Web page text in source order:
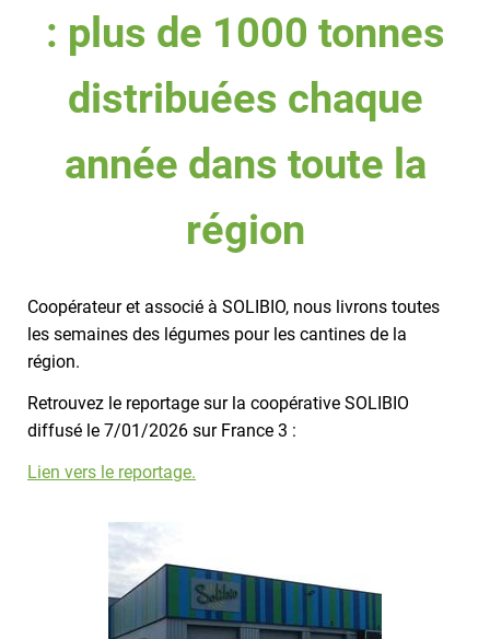
: plus de 1000 tonnes
distribuées chaque
année dans toute la
région
Coopérateur et associé à SOLIBIO, nous livrons toutes
les semaines des légumes pour les cantines de la
région.
Retrouvez le reportage sur la coopérative SOLIBIO
diffusé le 7/01/2026 sur France 3 :
Lien vers le reportage.